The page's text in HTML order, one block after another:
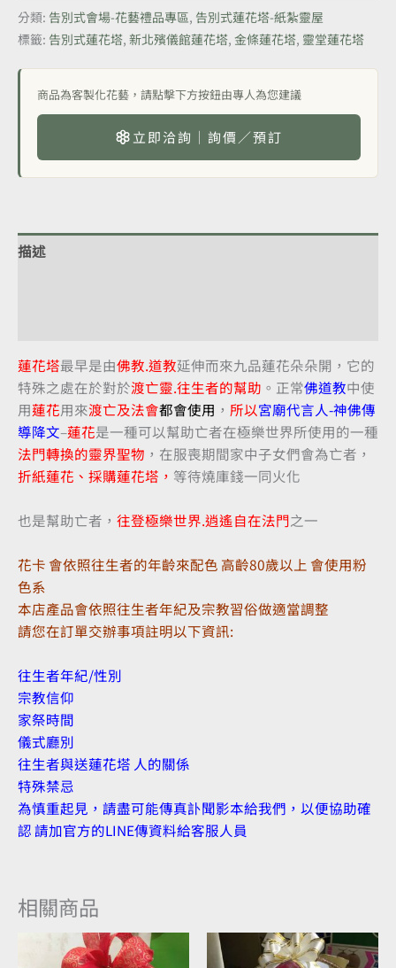
分類: 告別式會場-花藝禮品專區, 告別式蓮花塔-紙紮靈屋
標籤: 告別式蓮花塔, 新北殯儀館蓮花塔, 金條蓮花塔, 靈堂蓮花塔
商品為客製化花藝，請點擊下方按鈕由專人為您建議
立即洽詢｜詢價／預訂
描述
蓮花塔最早是由佛教.道教延伸而來九品蓮花朵朵開，它的
特殊之處在於對於渡亡靈.往生者的幫助 。正常佛道教中使
用蓮花用來渡亡及法會都會使用 ， 所以宮廟代言人-神佛傳
導降文–蓮花是一種可以幫助亡者在極樂世界所使用的一種
法門轉換的靈界聖物 ，在服喪期間家中子女們會為亡者，
折紙蓮花、採購蓮花塔， 等待燒庫錢一同火化
也是幫助亡者， 往登極樂世界.逍遙自在法門之一
花卡 會依照往生者的年齡來配色 高齡80歲以上 會使用粉
色系
本店產品會依照往生者年紀及宗教習俗做適當調整
請您在訂單交辦事項註明以下資訊:
往生者年紀/性別
宗教信仰
家祭時間
儀式廳別
往生者與送蓮花塔 人的關係
特殊禁忌
為慎重起見，請盡可能傳真訃聞影本給我們，以便協助確
認 請加官方的LINE傳資料給客服人員
相關商品